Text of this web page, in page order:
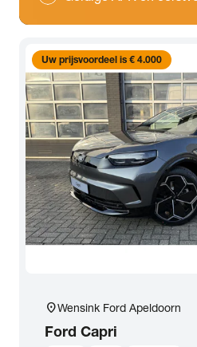
Uw prijsvoordeel is € 4.000
location_onWensink Ford Apeldoorn
Ford Capri